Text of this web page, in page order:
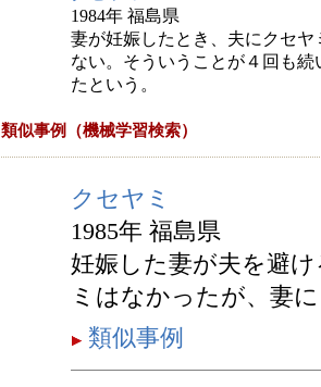
1984年 福島県
妻が妊娠したとき、夫にクセ
ない。そういうことが４回も
たという。
類似事例（機械学習検索）
クセヤミ
1985年 福島県
妊娠した妻が夫を避
ミはなかったが、妻
類似事例